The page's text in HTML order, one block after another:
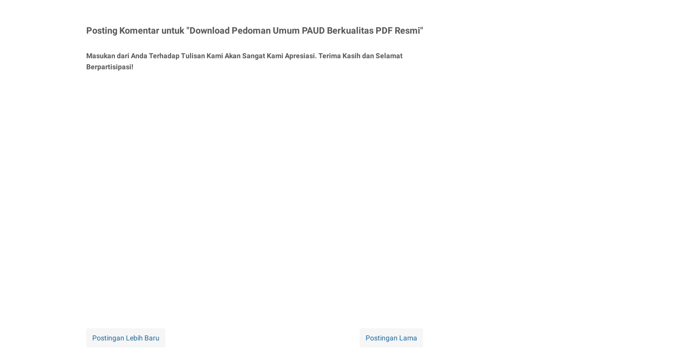
Posting Komentar untuk "Download Pedoman Umum PAUD Berkualitas PDF Resmi"
Masukan dari Anda Terhadap Tulisan Kami Akan Sangat Kami Apresiasi. Terima Kasih dan Selamat
Berpartisipasi!
Postingan Lebih Baru Postingan Lama